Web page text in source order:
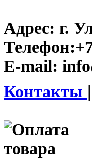
Адрес: г.
Телефон:
E-mail:
Контакты |